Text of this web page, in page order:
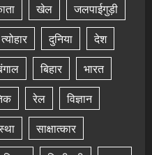
खेल
जलपाईगुड़ी
त्योहार दुनिया
देश
बिहार
भारत
रेल
विज्ञान
साक्षात्कार